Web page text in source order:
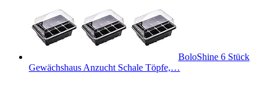
BoloShine 6 Stück
Gewächshaus Anzucht Schale Töpfe,…